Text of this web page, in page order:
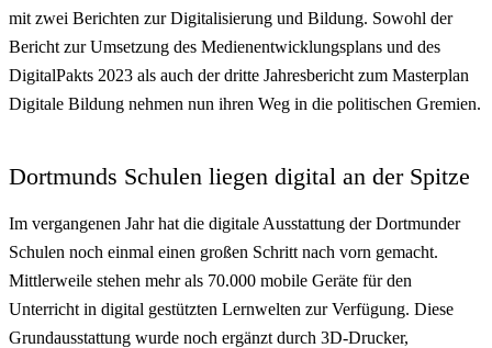
mit zwei Berichten zur Digitalisierung und Bildung. Sowohl der
Bericht zur Umsetzung des Medienentwicklungsplans und des
DigitalPakts 2023 als auch der dritte Jahresbericht zum Masterplan
Digitale Bildung nehmen nun ihren Weg in die politischen Gremien.
Dortmunds Schulen liegen digital an der Spitze
Im vergangenen Jahr hat die digitale Ausstattung der Dortmunder
Schulen noch einmal einen großen Schritt nach vorn gemacht.
Mittlerweile stehen mehr als 70.000 mobile Geräte für den
Unterricht in digital gestützten Lernwelten zur Verfügung. Diese
Grundausstattung wurde noch ergänzt durch 3D-Drucker,